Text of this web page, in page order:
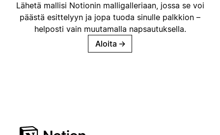
Lähetä mallisi Notionin malligalleriaan, jossa se voi
päästä esittelyyn ja jopa tuoda sinulle palkkion –
helposti vain muutamalla napsautuksella.
Aloita →